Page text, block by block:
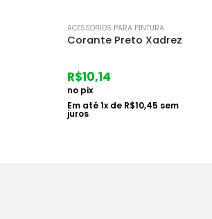
ACESSORIOS PARA PINTURA
Rolo de La Baixa Mista
R$14,83
no pix
Em até